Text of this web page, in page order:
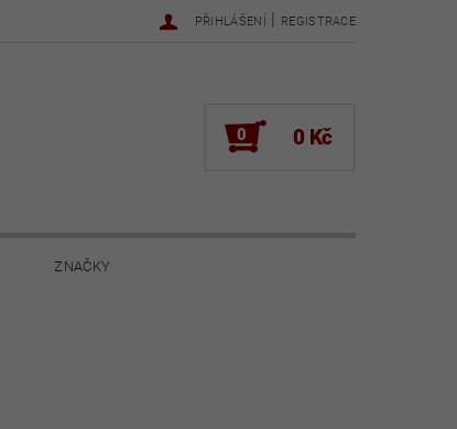
PŘIHLÁŠENÍ | REGISTRACE
0 0 Kč
ZNAČKY